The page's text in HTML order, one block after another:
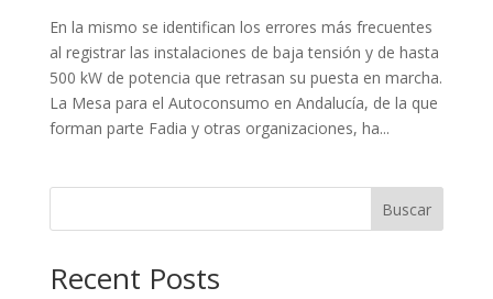
En la mismo se identifican los errores más frecuentes
al registrar las instalaciones de baja tensión y de hasta
500 kW de potencia que retrasan su puesta en marcha.
La Mesa para el Autoconsumo en Andalucía, de la que
forman parte Fadia y otras organizaciones, ha...
Buscar
Recent Posts